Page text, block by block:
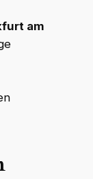
am